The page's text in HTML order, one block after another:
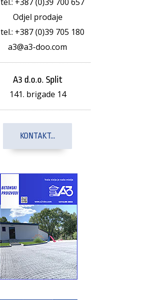
Odjel prodaje
tel.: +387 (0)39 705 180
a3@a3-doo.com
A3 d.o.o. Split
141. brigade 14
KONTAKT...